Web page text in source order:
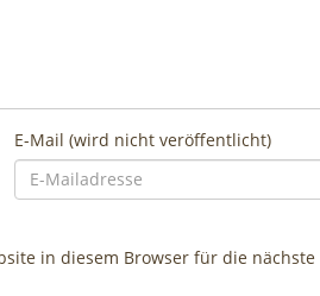
E-Mail (wird nicht veröffentlicht)
in diesem Browser für die nächste